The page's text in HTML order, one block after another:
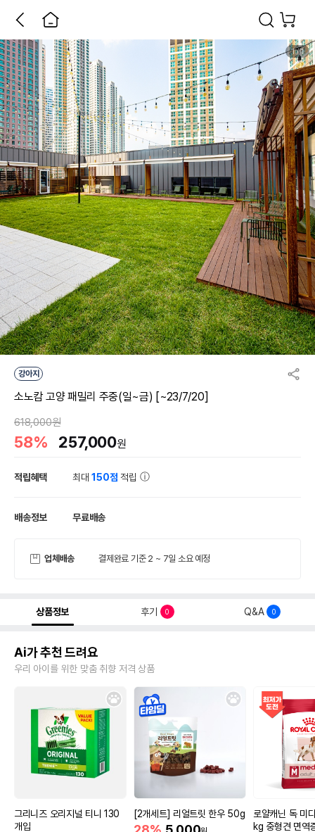
1/1
강아지
소노캄 고양 패밀리 주중(일~금) [~23/7/20]
618,000원
58% 257,000원
적립혜택 최대150점 적립
배송정보 무료배송
업체배송 결제완료 기준 2 ~ 7일 소요 예정
상품정보 후기 0 Q&A 0
Ai가 추천 드려요
우리 아이를 위한 맞춤 취향 저격 상품
그리니즈 오리지널 티니 130
개입
[2개세트] 리얼트릿 한우 50g
로얄캐닌 독 미
kg 중형견 면역